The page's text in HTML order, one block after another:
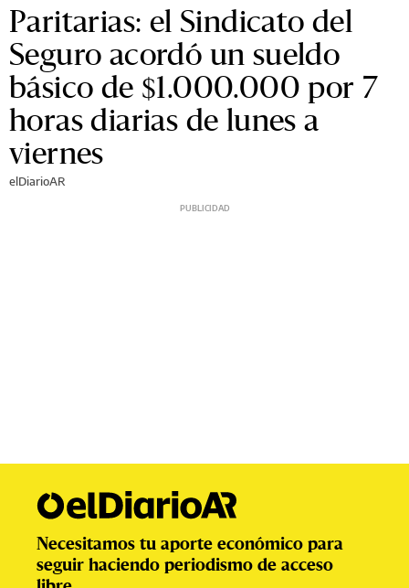
Paritarias: el Sindicato del
Seguro acordó un sueldo
básico de $1.000.000 por 7
horas diarias de lunes a
viernes
elDiarioAR
Necesitamos tu aporte económico para
seguir haciendo periodismo de acceso